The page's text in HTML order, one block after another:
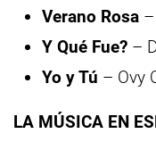
Verano Rosa
Y Qué Fue? –
Yo y Tú – Ovy
LA MÚSICA EN